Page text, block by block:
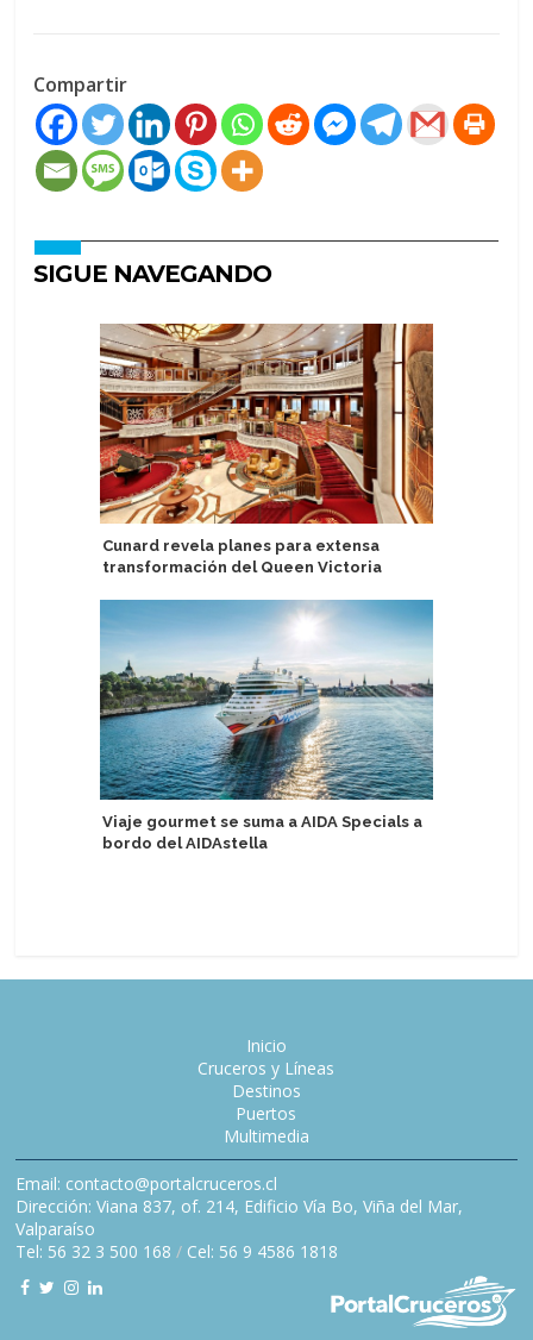
Compartir
SIGUE NAVEGANDO
Cunard revela planes para extensa
transformación del Queen Victoria
Viaje gourmet se suma a AIDA Specials a
bordo del AIDAstella
Inicio
Cruceros y Líneas
Destinos
Puertos
Multimedia
Email: contacto@portalcruceros.cl
Dirección: Viana 837, of. 214, Edificio Vía Bo, Viña del Mar,
Valparaíso
Tel: 56 32 3 500 168 / Cel: 56 9 4586 1818